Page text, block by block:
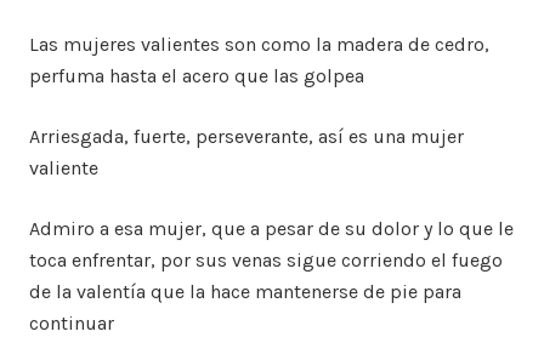
Las mujeres valientes son como la madera de cedro,
perfuma hasta el acero que las golpea
Arriesgada, fuerte, perseverante, así es una mujer
valiente
Admiro a esa mujer, que a pesar de su dolor y lo que le
toca enfrentar, por sus venas sigue corriendo el fuego
de la valentía que la hace mantenerse de pie para
continuar